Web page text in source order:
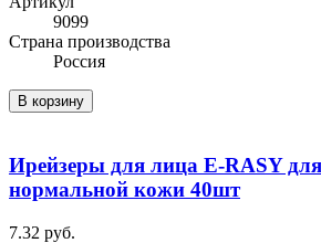
9099
Cтрана производства
Россия
В корзину
Ирейзеры для лица E-RASY
нормальной кожи 40шт
7.32 руб.